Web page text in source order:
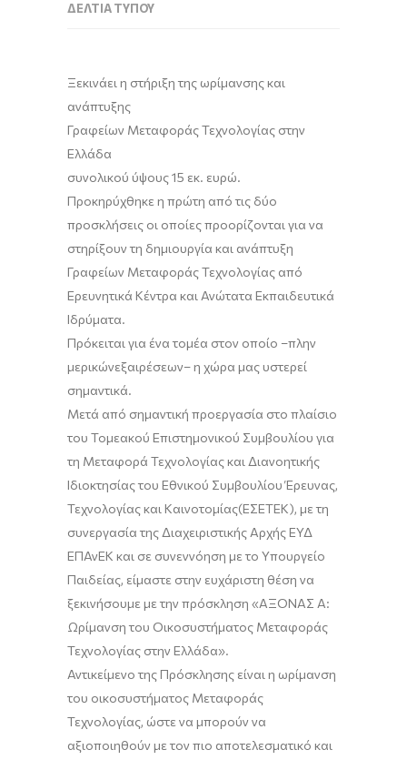
ΔΕΛΤΊΑ ΤΎΠΟΥ
Ξεκινάει η στήριξη της ωρίμανσης και
ανάπτυξης
Γραφείων Μεταφοράς Τεχνολογίας στην
Ελλάδα
συνολικού ύψους 15 εκ. ευρώ.
Προκηρύχθηκε η πρώτη από τις δύο
προσκλήσεις οι οποίες προορίζονται για να
στηρίξουν τη δημιουργία και ανάπτυξη
Γραφείων Μεταφοράς Τεχνολογίας από
Ερευνητικά Κέντρα και Ανώτατα Εκπαιδευτικά
Ιδρύματα.
Πρόκειται για ένα τομέα στον οποίο –πλην
μερικώνεξαιρέσεων–η χώρα μας υστερεί
σημαντικά.
Μετά από σημαντική προεργασία στο πλαίσιο
του Τομεακού Επιστημονικού Συμβουλίου για
τη Μεταφορά Τεχνολογίας και Διανοητικής
Ιδιοκτησίας του Εθνικού Συμβουλίου Έρευνας,
Τεχνολογίας και Καινοτομίας(ΕΣΕΤΕΚ), με τη
συνεργασία της Διαχειριστικής Αρχής ΕΥΔ
ΕΠΑνΕΚ και σε συνεννόηση με το Υπουργείο
Παιδείας, είμαστε στην ευχάριστη θέση να
ξεκινήσουμε με την πρόσκληση «ΑΞΟΝΑΣ Α:
Ωρίμανση του Οικοσυστήματος Μεταφοράς
Τεχνολογίας στην Ελλάδα».
Αντικείμενο της Πρόσκλησης είναι η ωρίμανση
του οικοσυστήματος Μεταφοράς
Τεχνολογίας, ώστε να μπορούν να
αξιοποιηθούν με τον πιο αποτελεσματικό και